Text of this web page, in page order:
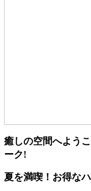
癒しの空間へよう
ーク!
夏を満喫！お得な